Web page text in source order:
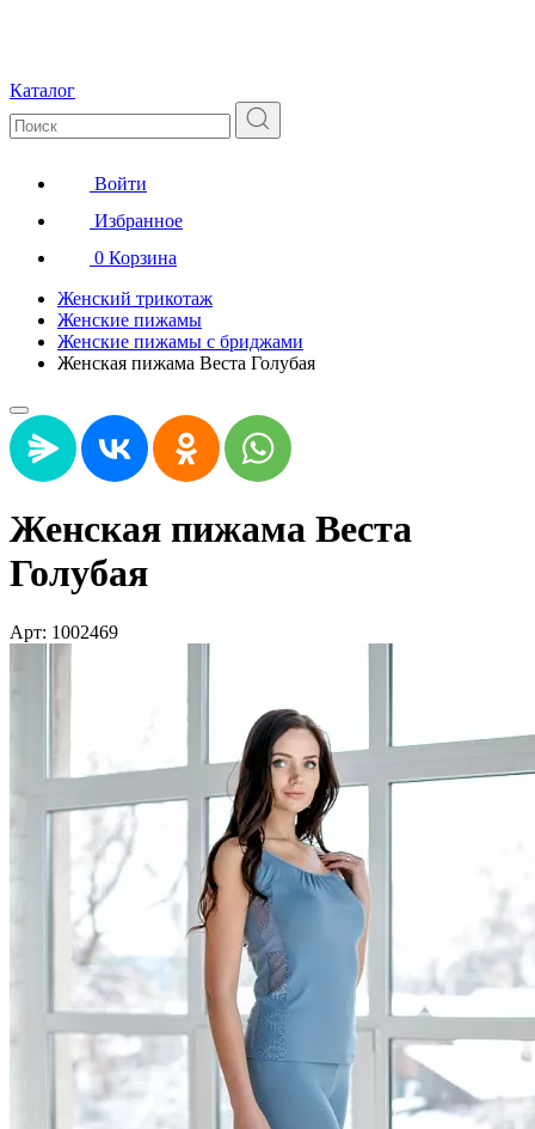
Каталог
Войти
Избранное
0 Корзина
Женский трикотаж
Женские пижамы
Женские пижамы с бриджами
Женская пижама Веста Голубая
Женская пижама Веста
Голубая
Арт: 1002469